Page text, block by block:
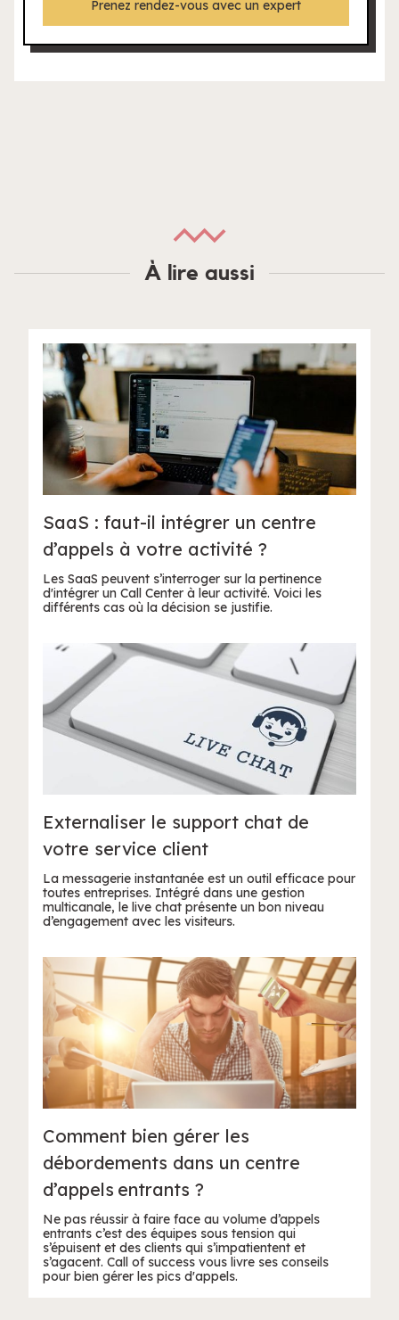
Prenez rendez-vous avec un expert
À lire aussi
SaaS : faut-il intégrer un centre
d’appels à votre activité ?
Les SaaS peuvent s’interroger sur la pertinence
d'intégrer un Call Center à leur activité. Voici les
différents cas où la décision se justifie.
Externaliser le support chat de
votre service client
La messagerie instantanée est un outil efficace pour
toutes entreprises. Intégré dans une gestion
multicanale, le live chat présente un bon niveau
d’engagement avec les visiteurs.
Comment bien gérer les
débordements dans un centre
d’appels entrants ?
Ne pas réussir à faire face au volume d’appels
entrants c’est des équipes sous tension qui
s’épuisent et des clients qui s’impatientent et
s’agacent. Call of success vous livre ses conseils
pour bien gérer les pics d'appels.